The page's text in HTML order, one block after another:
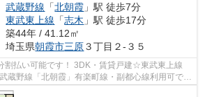
武蔵野線 「北朝霞 」駅 徒歩7分
東武東上線 「志木 」駅 徒歩17分
築44年 / 41.12㎡
埼玉県朝霞市三原３丁目２-３５
割払い可能です！ 3DK・賃貸戸建☆東武東上線
蔵野線「北朝霞」有楽町線・副都心線利用可で交
・国籍相談・...